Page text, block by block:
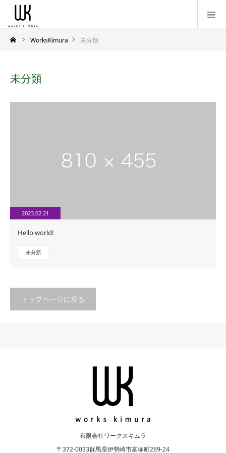
WorksKimura 未分類
未分類
2023.02.21
Hello world!
未分類
トップページに戻る
有限会社ワークスキムラ
〒372-0033群馬県伊勢崎市富塚町269-24